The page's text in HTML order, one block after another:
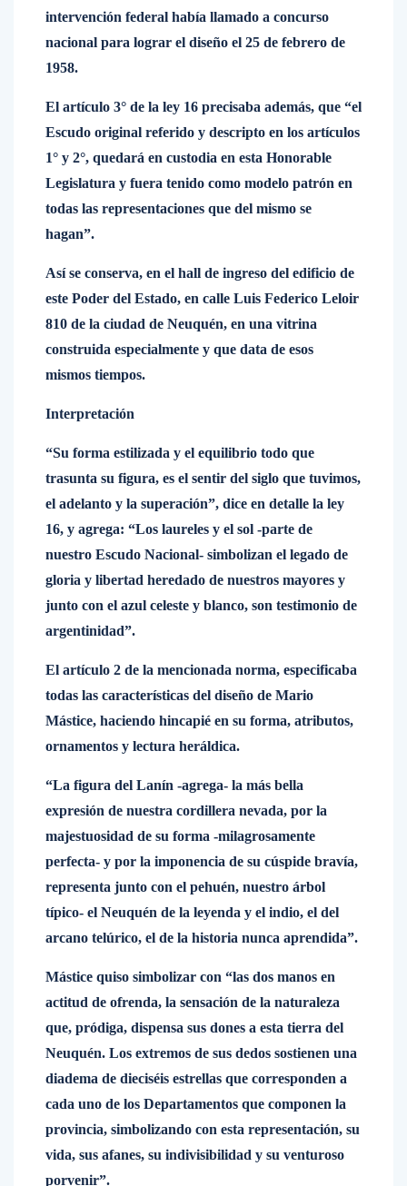
intervención federal había llamado a concurso
nacional para lograr el diseño el 25 de febrero de
1958.
El artículo 3° de la ley 16 precisaba además, que “el
Escudo original referido y descripto en los artículos
1° y 2°, quedará en custodia en esta Honorable
Legislatura y fuera tenido como modelo patrón en
todas las representaciones que del mismo se
hagan”.
Así se conserva, en el hall de ingreso del edificio de
este Poder del Estado, en calle Luis Federico Leloir
810 de la ciudad de Neuquén, en una vitrina
construida especialmente y que data de esos
mismos tiempos.
Interpretación
“Su forma estilizada y el equilibrio todo que
trasunta su figura, es el sentir del siglo que tuvimos,
el adelanto y la superación”, dice en detalle la ley
16, y agrega: “Los laureles y el sol -parte de
nuestro Escudo Nacional- simbolizan el legado de
gloria y libertad heredado de nuestros mayores y
junto con el azul celeste y blanco, son testimonio de
argentinidad”.
El artículo 2 de la mencionada norma, especificaba
todas las características del diseño de Mario
Mástice, haciendo hincapié en su forma, atributos,
ornamentos y lectura heráldica.
“La figura del Lanín -agrega- la más bella
expresión de nuestra cordillera nevada, por la
majestuosidad de su forma -milagrosamente
perfecta- y por la imponencia de su cúspide bravía,
representa junto con el pehuén, nuestro árbol
típico- el Neuquén de la leyenda y el indio, el del
arcano telúrico, el de la historia nunca aprendida”.
Mástice quiso simbolizar con “las dos manos en
actitud de ofrenda, la sensación de la naturaleza
que, pródiga, dispensa sus dones a esta tierra del
Neuquén. Los extremos de sus dedos sostienen una
diadema de dieciséis estrellas que corresponden a
cada uno de los Departamentos que componen la
provincia, simbolizando con esta representación, su
vida, sus afanes, su indivisibilidad y su venturoso
porvenir”.